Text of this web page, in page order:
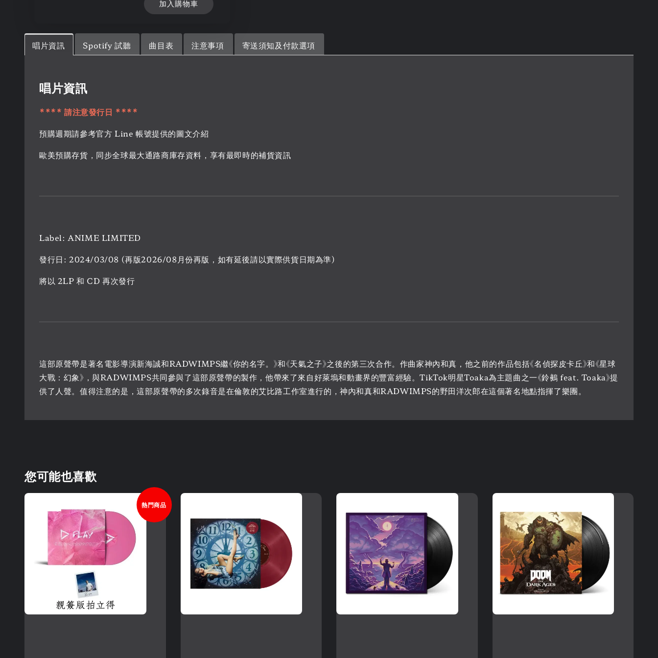
加入購物車
唱片資訊 Spotify 試聽 曲目表 注意事項 寄送須知及付款選項
唱片資訊
**** 請注意發行日 ****
預購週期請參考官方 Line 帳號提供的圖文介紹
歐美預購存貨，同步全球最大通路商庫存資料，享有最即時的補貨資訊
Label: ANIME LIMITED
發行日: 2024/03/08 (再版2026/08月份再版，如有延後請以實際供貨日期為準)
將以 2LP 和 CD 再次發行
這部原聲帶是著名電影導演新海誠和RADWIMPS繼《你的名字。》和《天氣之子》之後的第三次合作。作曲家神內和真，他之前的作品包括《名偵探皮卡丘》和《星球
大戰：幻象》，與RADWIMPS共同參與了這部原聲帶的製作，他帶來了來自好萊塢和動畫界的豐富經驗。TikTok明星Toaka為主題曲之一《鈴鵺 feat. Toaka》提
供了人聲。值得注意的是，這部原聲帶的多次錄音是在倫敦的艾比路工作室進行的，神內和真和RADWIMPS的野田洋次郎在這個著名地點指揮了樂團。
您可能也喜歡
熱門商品